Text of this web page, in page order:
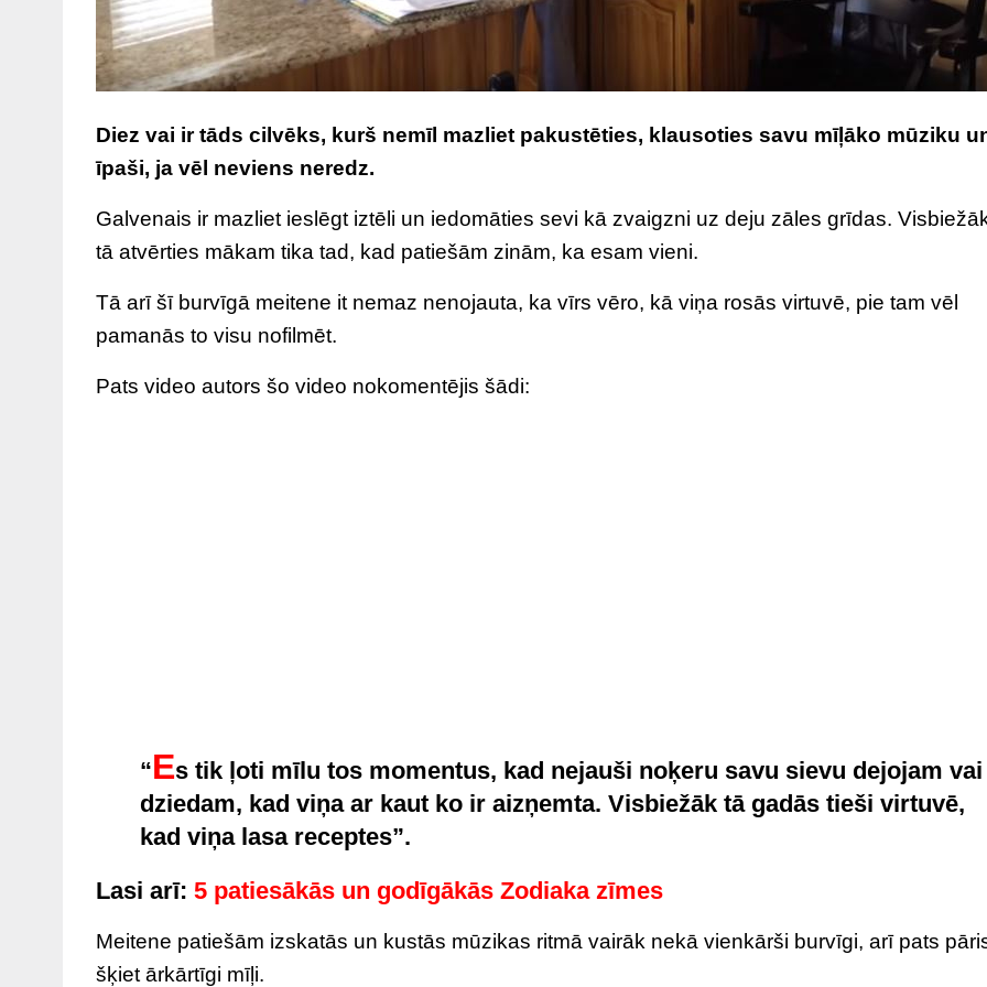
Diez vai ir tāds cilvēks, kurš nemīl mazliet pakustēties, klausoties savu mīļāko mūziku
īpaši, ja vēl neviens neredz.
Galvenais ir mazliet ieslēgt iztēli un iedomāties sevi kā zvaigzni uz deju zāles grīdas.
tā atvērties mākam tika tad, kad patiešām zinām, ka esam vieni.
Tā arī šī burvīgā meitene it nemaz nenojauta, ka vīrs vēro, kā viņa rosās virtuvē, pie tam vēl
pamanās to visu nofilmēt.
Pats video autors šo video nokomentējis šādi:
“Es tik ļoti mīlu tos momentus, kad nejauši noķeru savu sievu dejojam vai
dziedam, kad viņa ar kaut ko ir aizņemta. Visbiežāk tā gadās tieši virtuvē,
kad viņa lasa receptes”.
Lasi arī: 5 patiesākās un godīgākās Zodiaka zīmes
Meitene patiešām izskatās un kustās mūzikas ritmā vairāk nekā vienkārši burvīgi, arī pats
šķiet ārkārtīgi mīļi.